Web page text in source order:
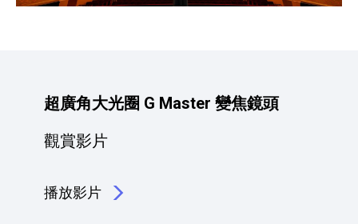
超廣角大光圈 G Master 變焦鏡頭
觀賞影片
播放影片